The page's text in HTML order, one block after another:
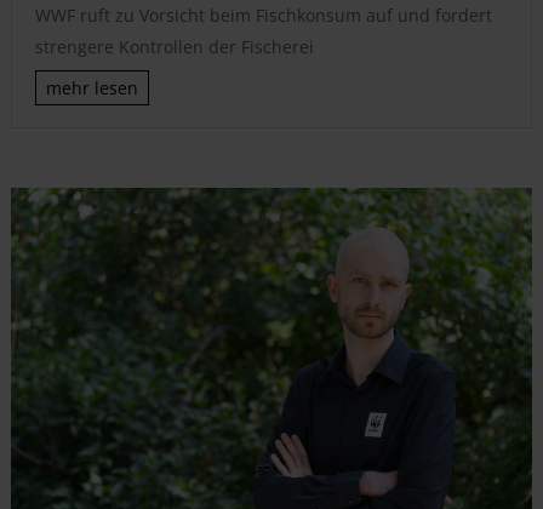
WWF ruft zu Vorsicht beim Fischkonsum auf und fordert
strengere Kontrollen der Fischerei
mehr lesen